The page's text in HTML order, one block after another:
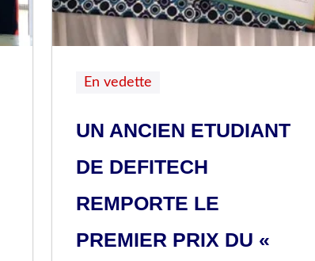
En vedette
UN ANCIEN ETUDIANT
DE DEFITECH
REMPORTE LE
PREMIER PRIX DU «